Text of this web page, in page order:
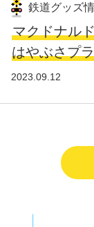
鉄道グッズ
マクドナル
はやぶさプ
2023.09.12